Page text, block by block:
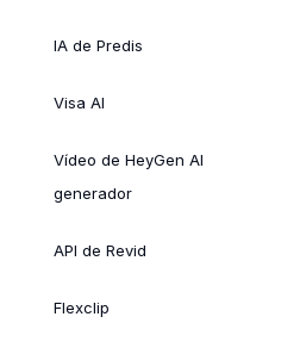
IA de Predis
Visa AI
Vídeo de HeyGen AI
generador
API de Revid
Flexclip